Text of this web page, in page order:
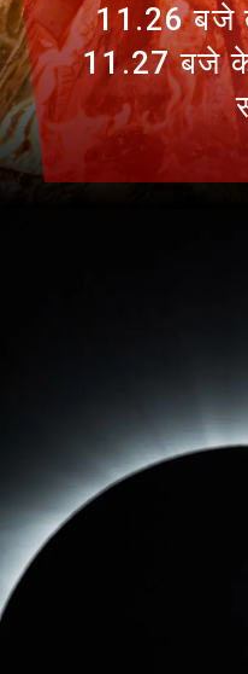
11.26 बजे
11.27 बजे के